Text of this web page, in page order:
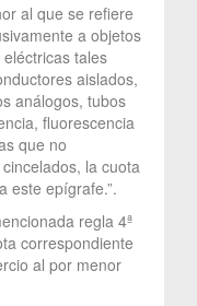
al que se refiere
a objetos
tales
aislados,
análogos, tubos
fluorescencia
que no
la cuota
este epígrafe.”.
regla 4ª
correspondiente
al por menor